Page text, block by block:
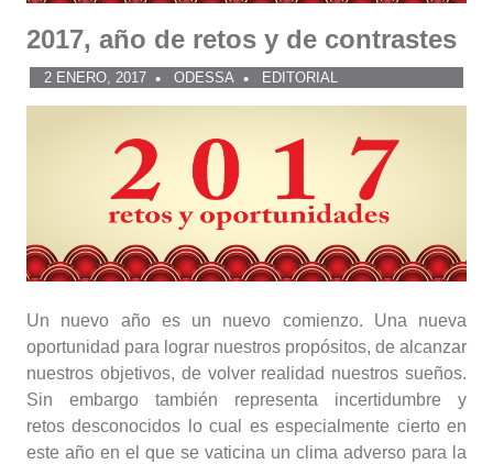
2017, año de retos y de contrastes
2 ENERO, 2017 ODESSA EDITORIAL
Un nuevo año es un nuevo comienzo. Una nueva
oportunidad para lograr nuestros propósitos, de alcanzar
nuestros objetivos, de volver realidad nuestros sueños.
Sin embargo también representa incertidumbre y
retos desconocidos lo cual es especialmente cierto en
este año en el que se vaticina un clima adverso para la